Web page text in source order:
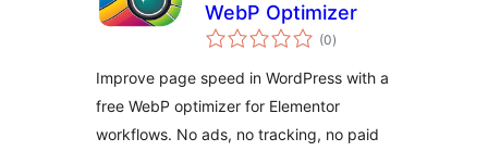
WebP Optimizer
(0tổng
đánh
)
Improve page speed in WordPress with a
free WebP optimizer for Elementor
workflows. No ads, no tracking, no paid